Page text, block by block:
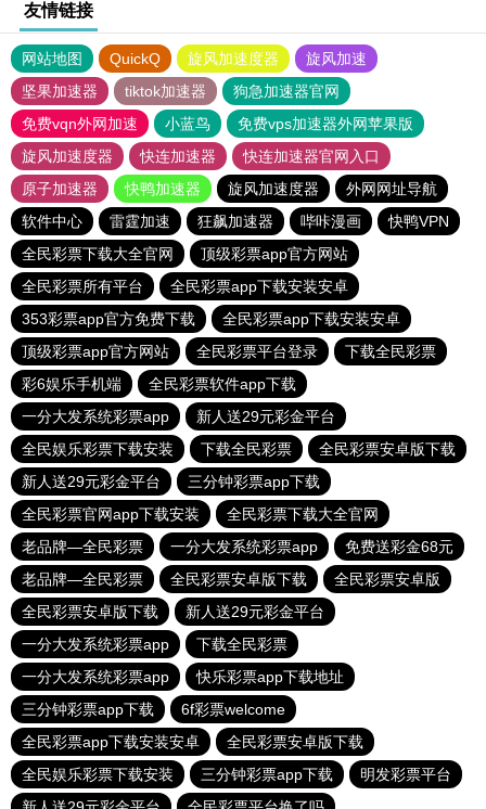
友情链接
网站地图 QuickQ 旋风加速度器
旋风加速
坚果加速器
tiktok加速器
狗急加速器官网
免费vqn外网加速
小蓝鸟
免费vps加速器外网苹果版
旋风加速度器
快连加速器
快连加速器官网入口
原子加速器
快鸭加速器 旋风加速度器
外网网址导航
软件中心
雷霆加速 狂飙加速器 哔咔漫画
快鸭VPN
全民彩票下载大全官网
顶级彩票app官方网站
全民彩票所有平台
全民彩票app下载安装安卓
353彩票app官方免费下载
全民彩票app下载安装安卓
顶级彩票app官方网站
全民彩票平台登录
下载全民彩票
彩6娱乐手机端
全民彩票软件app下载
一分大发系统彩票app
新人送29元彩金平台
全民娱乐彩票下载安装
下载全民彩票
全民彩票安卓版下载
新人送29元彩金平台
三分钟彩票app下载
全民彩票官网app下载安装
全民彩票下载大全官网
老品牌—全民彩票
一分大发系统彩票app
免费送彩金68元
老品牌—全民彩票
全民彩票安卓版下载
全民彩票安卓版
全民彩票安卓版下载
新人送29元彩金平台
一分大发系统彩票app
下载全民彩票
一分大发系统彩票app
快乐彩票app下载地址
三分钟彩票app下载
6f彩票welcome
全民彩票app下载安装安卓
全民彩票安卓版下载
全民娱乐彩票下载安装
三分钟彩票app下载
明发彩票平台